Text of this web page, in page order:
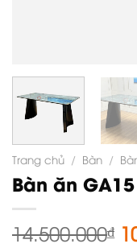
Trang chủ / Bàn /
Bàn ăn GA15
14.500.000₫